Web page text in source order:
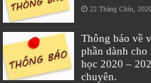
22 Tháng Chín, 2020
Thông báo về
phần dành
học 2020 –
chuyên.